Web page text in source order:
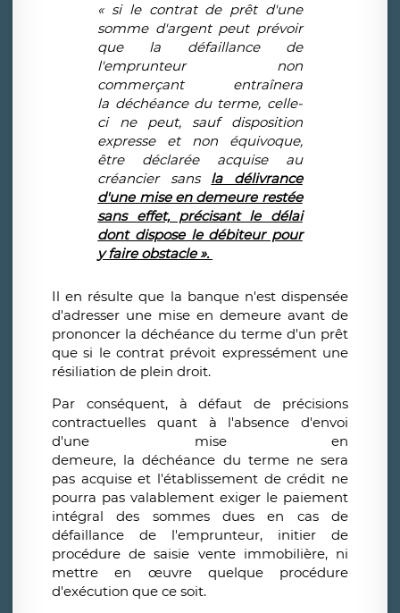
« si le contrat de prêt d'une
somme d'argent peut prévoir
que la défaillance de
l'emprunteur non
commerçant entraînera
la déchéance du terme, celle-
ci ne peut, sauf disposition
expresse et non équivoque,
être déclarée acquise au
créancier sans la délivrance
d'une mise en demeure restée
sans effet, précisant le délai
dont dispose le débiteur pour
y faire obstacle ».
Il en résulte que la banque n'est dispensée
d'adresser une mise en demeure avant de
prononcer la déchéance du terme d'un prêt
que si le contrat prévoit expressément une
résiliation de plein droit.
Par conséquent, à défaut de précisions
contractuelles quant à l'absence d'envoi
d'une mise en
demeure, la déchéance du terme ne sera
pas acquise et l'établissement de crédit ne
pourra pas valablement exiger le paiement
intégral des sommes dues en cas de
défaillance de l'emprunteur, initier de
procédure de saisie vente immobilière, ni
mettre en œuvre quelque procédure
d'exécution que ce soit.